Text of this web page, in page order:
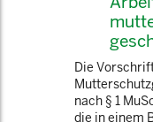
Die
nach § 1
die in einem